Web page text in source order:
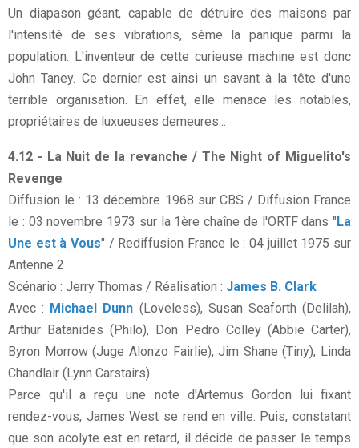
Un diapason géant, capable de détruire des maisons par
l'intensité de ses vibrations, sème la panique parmi la
population. L'inventeur de cette curieuse machine est donc
John Taney. Ce dernier est ainsi un savant à la tête d'une
terrible organisation. En effet, elle menace les notables,
propriétaires de luxueuses demeures...
4.12 - La Nuit de la revanche / The Night of Miguelito's
Revenge
Diffusion le : 13 décembre 1968 sur CBS / Diffusion France
le : 03 novembre 1973 sur la 1ère chaîne de l'ORTF dans "La
Une est à Vous" / Rediffusion France le : 04 juillet 1975 sur
Antenne 2
Scénario : Jerry Thomas / Réalisation : James B. Clark
Avec : Michael Dunn (Loveless), Susan Seaforth (Delilah),
Arthur Batanides (Philo), Don Pedro Colley (Abbie Carter),
Byron Morrow (Juge Alonzo Fairlie), Jim Shane (Tiny), Linda
Chandlair (Lynn Carstairs).
Parce qu'il a reçu une note d'Artemus Gordon lui fixant
rendez-vous, James West se rend en ville. Puis, constatant
que son acolyte est en retard, il décide de passer le temps